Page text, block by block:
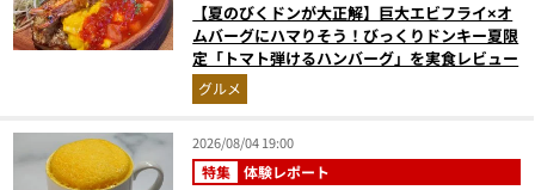
【夏のびくドンが大正解】巨大エビフライ×オ
ムバーグにハマりそう！びっくりドンキー夏限
定「トマト弾けるハンバーグ」を実食レビュー
グルメ
2026/08/04 19:00
特集 体験レポート